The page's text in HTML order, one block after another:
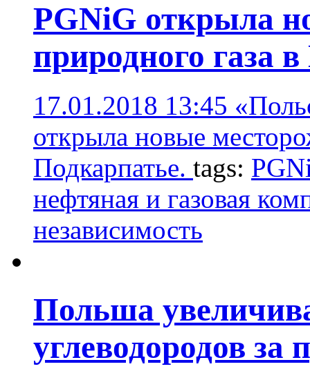
PGNiG открыла
природного газа
17.01.2018 13:45
открыла новые
Подкарпатье. tags:
нефтяная и газовая
независимость
Польша
углеводородов за